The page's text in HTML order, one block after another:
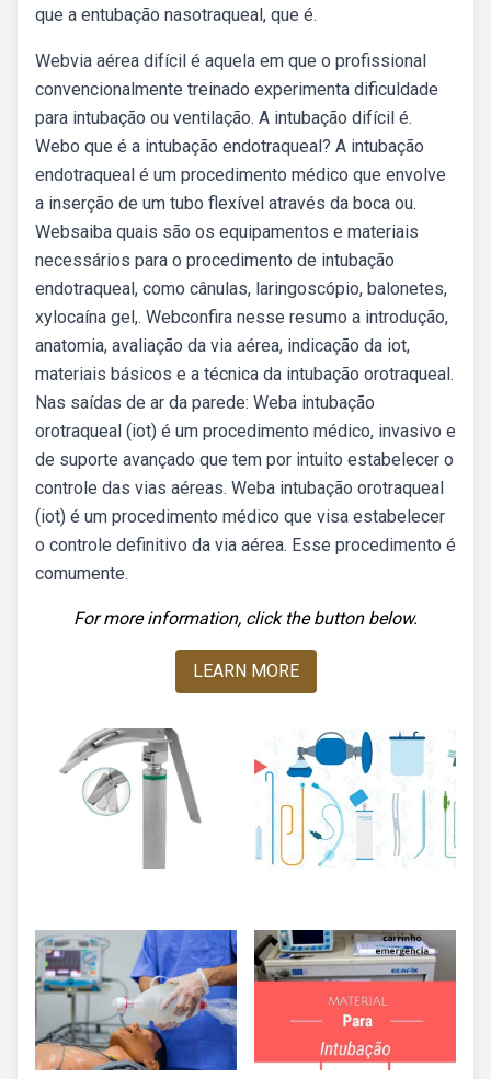
que a entubação nasotraqueal, que é.
Webvia aérea difícil é aquela em que o profissional
convencionalmente treinado experimenta dificuldade
para intubação ou ventilação. A intubação difícil é.
Webo que é a intubação endotraqueal? A intubação
endotraqueal é um procedimento médico que envolve
a inserção de um tubo flexível através da boca ou.
Websaiba quais são os equipamentos e materiais
necessários para o procedimento de intubação
endotraqueal, como cânulas, laringoscópio, balonetes,
xylocaína gel,. Webconfira nesse resumo a introdução,
anatomia, avaliação da via aérea, indicação da iot,
materiais básicos e a técnica da intubação orotraqueal.
Nas saídas de ar da parede: Weba intubação
orotraqueal (iot) é um procedimento médico, invasivo e
de suporte avançado que tem por intuito estabelecer o
controle das vias aéreas. Weba intubação orotraqueal
(iot) é um procedimento médico que visa estabelecer
o controle definitivo da via aérea. Esse procedimento é
comumente.
For more information, click the button below.
LEARN MORE